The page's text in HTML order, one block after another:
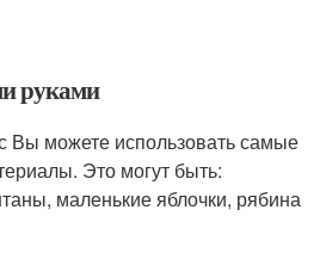
руками
можете использовать самые
Это могут быть:
маленькие яблочки, рябина